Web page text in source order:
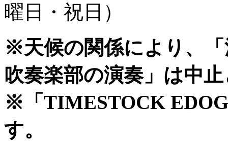
曜日・祝日）
※天候の関係により、
吹奏楽部の演奏」は中
※「TIMESTOCK
す。